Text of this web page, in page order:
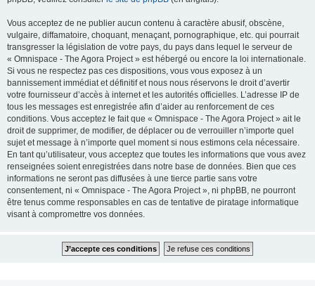
Vous acceptez de ne publier aucun contenu à caractère abusif, obscène,
vulgaire, diffamatoire, choquant, menaçant, pornographique, etc. qui pourrait
transgresser la législation de votre pays, du pays dans lequel le serveur de
« Omnispace - The Agora Project » est hébergé ou encore la loi internationale.
Si vous ne respectez pas ces dispositions, vous vous exposez à un
bannissement immédiat et définitif et nous nous réservons le droit d’avertir
votre fournisseur d’accès à internet et les autorités officielles. L’adresse IP de
tous les messages est enregistrée afin d’aider au renforcement de ces
conditions. Vous acceptez le fait que « Omnispace - The Agora Project » ait le
droit de supprimer, de modifier, de déplacer ou de verrouiller n’importe quel
sujet et message à n’importe quel moment si nous estimons cela nécessaire.
En tant qu’utilisateur, vous acceptez que toutes les informations que vous avez
renseignées soient enregistrées dans notre base de données. Bien que ces
informations ne seront pas diffusées à une tierce partie sans votre
consentement, ni « Omnispace - The Agora Project », ni phpBB, ne pourront
être tenus comme responsables en cas de tentative de piratage informatique
visant à compromettre vos données.